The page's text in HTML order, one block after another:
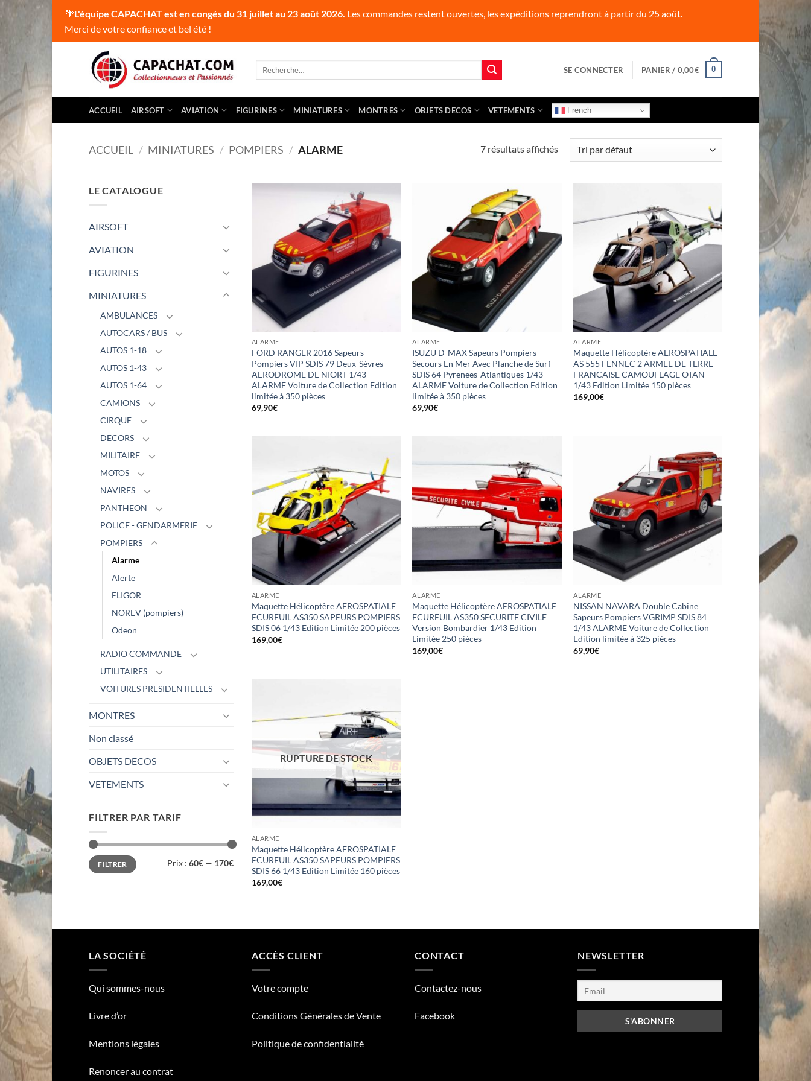
🌴L'équipe CAPACHAT est en congés du 31 juillet au 23 août 2026. Les commandes restent ouvertes, les expéditions reprendront à partir du 25 août.
Merci de votre confiance et bel été !
SE CONNECTER PANIER / 0,00€ 0
ACCUEIL AIRSOFT AVIATION FIGURINES MINIATURES MONTRES OBJETS DECOS VETEMENTS French
ACCUEIL / MINIATURES / POMPIERS / ALARME 7 résultats affichés
LE CATALOGUE
AIRSOFT
AVIATION
FIGURINES
MINIATURES
AMBULANCES
AUTOCARS / BUS
AUTOS 1-18
AUTOS 1-43
AUTOS 1-64
CAMIONS
CIRQUE
DECORS
MILITAIRE
MOTOS
NAVIRES
PANTHEON
POLICE - GENDARMERIE
POMPIERS
Alarme
Alerte
ELIGOR
NOREV (pompiers)
Odeon
RADIO COMMANDE
UTILITAIRES
VOITURES PRESIDENTIELLES
MONTRES
Non classé
OBJETS DECOS
VETEMENTS
FILTRER PAR TARIF
Prix
min
Prix
maxFILTRER Prix : 60€ — 170€
ALARME
FORD RANGER 2016 Sapeurs
Pompiers VIP SDIS 79 Deux-Sèvres
AERODROME DE NIORT 1/43
ALARME Voiture de Collection Edition
limitée à 350 pièces
69,90€
ALARME
ISUZU D-MAX Sapeurs Pompiers
Secours En Mer Avec Planche de Surf
SDIS 64 Pyrenees-Atlantiques 1/43
ALARME Voiture de Collection Edition
limitée à 350 pièces
69,90€
ALARME
Maquette Hélicoptère AEROSPATIALE
AS 555 FENNEC 2 ARMEE DE TERRE
FRANCAISE CAMOUFLAGE OTAN
1/43 Edition Limitée 150 pièces
169,00€
ALARME
Maquette Hélicoptère AEROSPATIALE
ECUREUIL AS350 SAPEURS POMPIERS
SDIS 06 1/43 Edition Limitée 200 pièces
169,00€
ALARME
Maquette Hélicoptère AEROSPATIALE
ECUREUIL AS350 SECURITE CIVILE
Version Bombardier 1/43 Edition
Limitée 250 pièces
169,00€
ALARME
NISSAN NAVARA Double Cabine
Sapeurs Pompiers VGRIMP SDIS 84
1/43 ALARME Voiture de Collection
Edition limitée à 325 pièces
69,90€
RUPTURE DE STOCK
ALARME
Maquette Hélicoptère AEROSPATIALE
ECUREUIL AS350 SAPEURS POMPIERS
SDIS 66 1/43 Edition Limitée 160 pièces
169,00€
LA SOCIÉTÉ
Qui sommes-nous
Livre d’or
Mentions légales
Renoncer au contrat
ACCÈS CLIENT
Votre compte
Conditions Générales de Vente
Politique de confidentialité
CONTACT
Contactez-nous
Facebook
NEWSLETTER